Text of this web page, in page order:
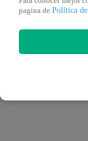
Es por eso que,
y han decidido
pagina de Política